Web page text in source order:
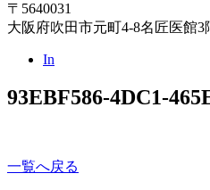
〒5640031
大阪府吹田市元町4-8名匠医館3
In
93EBF586-4DC1-
一覧へ戻る